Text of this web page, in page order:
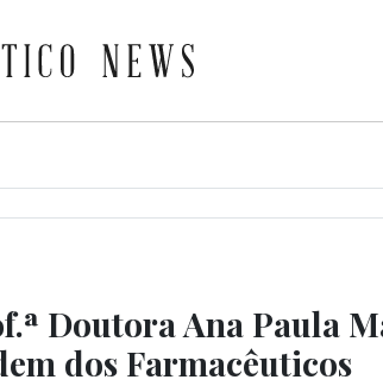
Doutora Ana Paula
dos Farmacêuticos